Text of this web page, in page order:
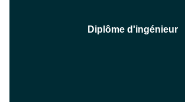
Diplôme d'ingénieur